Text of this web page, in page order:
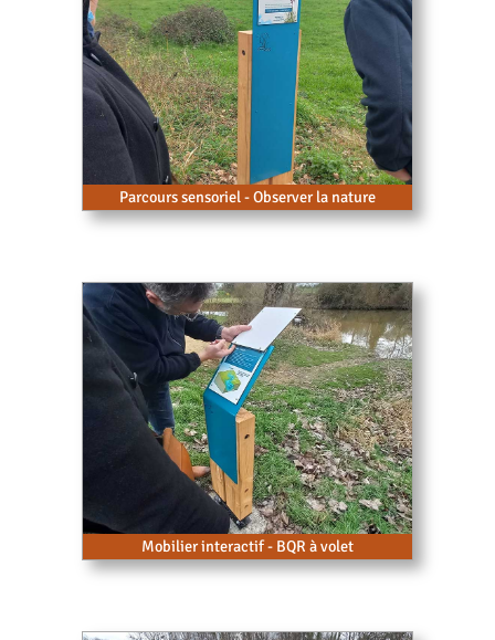
Parcours sensoriel - Observer la nature
Mobilier interactif - BQR à volet